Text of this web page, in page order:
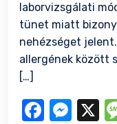
laborvizsgálati
tünet miatt
nehézséget
allergének között
[…]
X